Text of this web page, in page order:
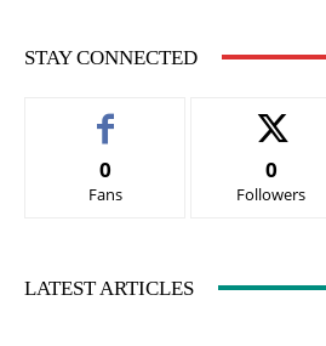
STAY CONNECTED
0
Fans
0
Followers
LATEST ARTICLES